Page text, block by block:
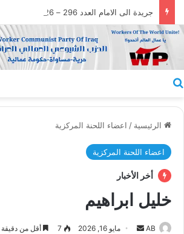
جريدة الى الامام العدد 296 – 28/07/2026
الرئيسية / اعضاء اللحنة المركزية
اعضاء اللحنة المركزية
أخر الأخبار
خليل ابراهيم
AB
أرسل مايو 16, 2026 7 أقل من دقيقة